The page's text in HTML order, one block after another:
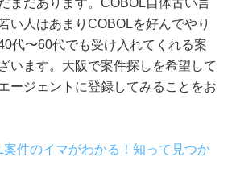
まだあります。COBOL自体古い言
い人はあまりCOBOLを好んでやり
代〜60代でも受け入れてくれる案
います。大阪で案件探しを希望して
ージェントに登録してみることをお
案件のイマがわかる！知って見つか